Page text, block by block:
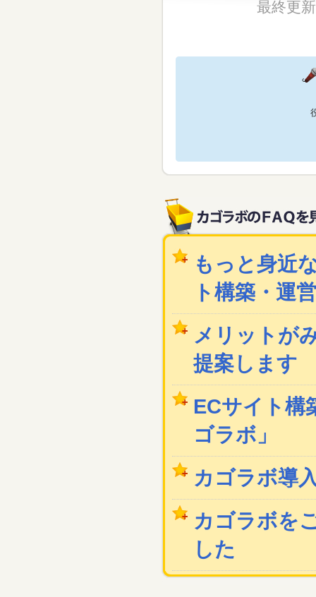
最終更
もっと身近
ト構築・運
メリットが
提案します
ECサイト構
ゴラボ」
カゴラボ導
カゴラボを
した